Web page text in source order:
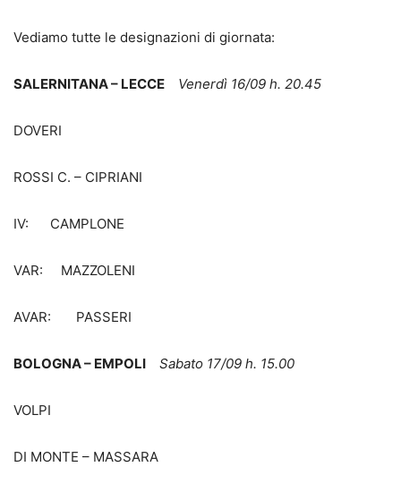
Vediamo tutte le designazioni di giornata:
SALERNITANA – LECCE Venerdì 16/09 h. 20.45
DOVERI
ROSSI C. – CIPRIANI
IV: CAMPLONE
VAR: MAZZOLENI
AVAR: PASSERI
BOLOGNA – EMPOLI Sabato 17/09 h. 15.00
VOLPI
DI MONTE – MASSARA